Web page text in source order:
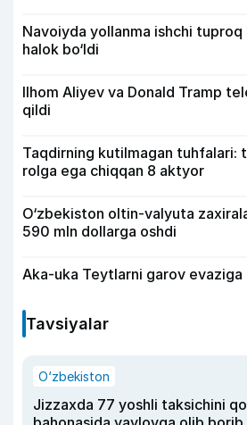
Navoiyda yollanma ishchi
halok bo‘ldi
Ilhom Aliyev va Donald Tramp
qildi
Taqdirning kutilmagan tuhfalari:
rolga ega chiqqan 8 aktyor
O‘zbekiston oltin-valyuta
590 mln dollarga oshdi
Aka-uka Teytlarni garov evaziga
Tavsiyalar
O‘zbekiston
Jizzaxda 77 yoshli taksichini